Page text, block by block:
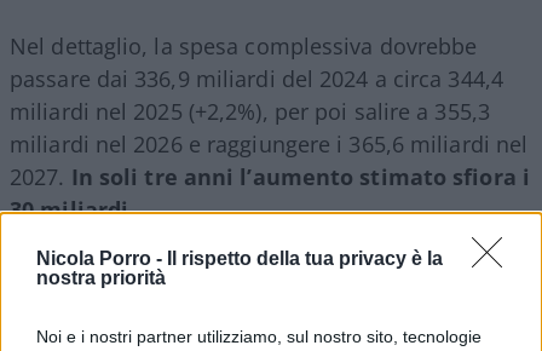
Nicola Porro -
Il rispetto della tua privacy è la
nostra priorità
Noi e i nostri partner utilizziamo, sul nostro sito, tecnologie
Nel dettaglio, la spesa complessiva dovrebbe
passare dai 336,9 miliardi del 2024 a circa 344,4
miliardi nel 2025 (+2,2%), per poi salire a 355,3
miliardi nel 2026 e raggiungere i 365,6 miliardi nel
2027. In soli tre anni l’aumento stimato sfiora i
30 miliardi.
Il peso del welfare